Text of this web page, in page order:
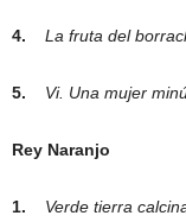
4. La fruta del
5. Vi. Una mujer
Rey Naranjo
1. Verde tierra